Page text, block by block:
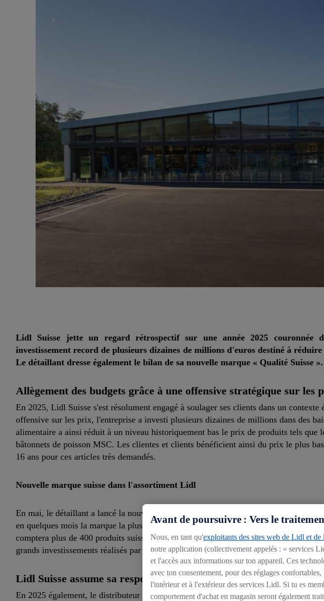
Lidl Suisse jette un regard rétrospectif sur une année 2025 couronnée
investissement record de plusieurs dizaines de millions d'euros destiné à
Le détaillant dresse également le bilan de sa nouvelle marque « Qualité Suisse ».
Allègement des budgets grâce à une offensive stratégique sur les
En 2025, Lidl Suisse s'est résolument engagé à soulager ses clients dans un
offensive sur les prix, l'entreprise a investi plusieurs dizaines de millions dans des
alimentaire a ainsi réduit à un niveau historiquement bas le prix de produits tels que
bâtonnets de poisson MSC. Les clientes et clients bénéficient ainsi du prix le plus
16 ans pour ces articles très demandés.
Nouvelle marque suisse dans l'assortiment Lidl
En mai, le détaillant a lancé la nouvelle marque « Qualité Suisse ». Elle regroupe
en quelques mois la marque la plus forte de l'assortiment de Lidl Suisse. Lancée
comptera plus de 400 produits suisses d’ici la fin de l'année, et continuera de
grands investissements réalisés par le détaillant ces dernières années.
Lidl Suisse assume sa responsabilité sociale
En 2025 également, le distributeur alimentaire s'est fortement engagé en faveur du
Avant de poursuivre : Vers le
Nous, en tant qu'exploitants des sites web de Lidl et
notre application (collectivement appelés : « services
et l'accès aux informations sur ton appareil. Ces
avec ton consentement, pour des réglages
l'intérieur et à l'extérieur des services Lidl. Si tu es
comportement d'achat en magasin seront également